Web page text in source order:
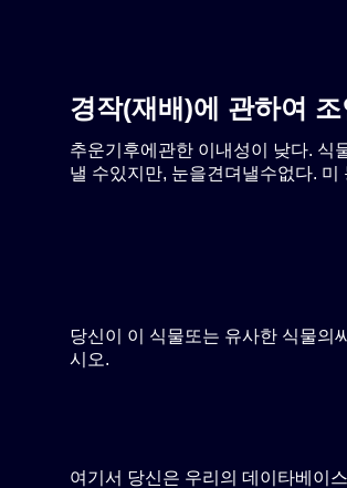
경작(재배)에 관하여 조
추운기후에관한 이내성이 낮다. 식
낼 수있지만, 눈을견뎌낼수없다.
당신이 이 식물또는 유사한 식물의
시오.
여기서 당신은 우리의 데이타베이